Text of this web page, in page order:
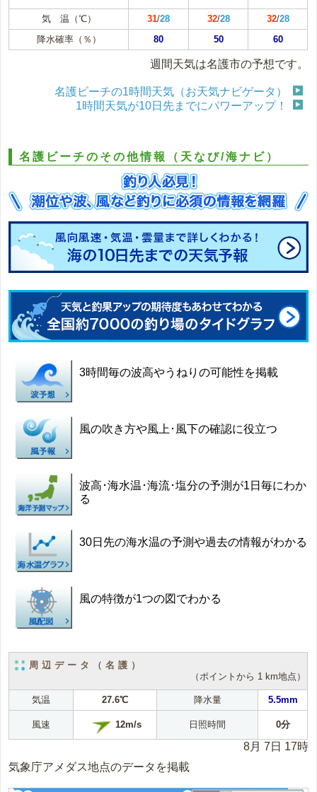
気 温（℃） 31/28 32/28 32/28
降水確率（％）
80 50 60
週間天気は名護市の予想です。
名護ビーチの1時間天気（お天気ナビゲータ）
1時間天気が10日先までにパワーアップ！
名護ビーチのその他情報（天なび/海ナビ）
3時間毎の波高やうねりの可能性を掲載
風の吹き方や風上･風下の確認に役立つ
波高･海水温･海流･塩分の予測が1日毎にわか
る
30日先の海水温の予測や過去の情報がわかる
風の特徴が1つの図でわかる
周辺データ（名護）
（ポイントから 1 km地点）
気温 27.6℃ 降水量 5.5mm
風速 12m/s 日照時間 0分
8月 7日 17時
気象庁アメダス地点のデータを掲載